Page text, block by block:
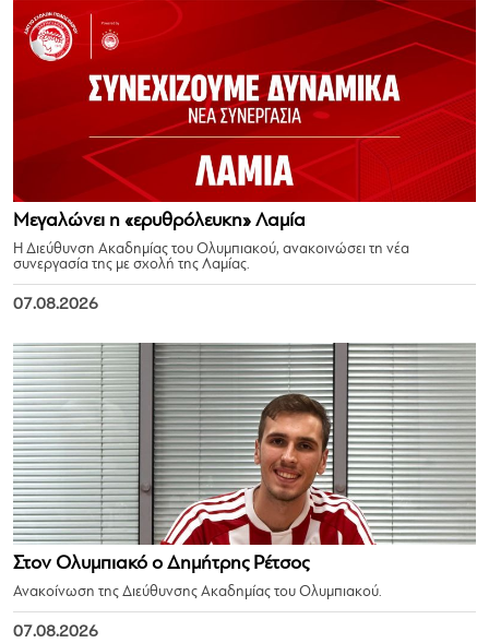
Μεγαλώνει η «ερυθρόλευκη» Λαμία
Η Διεύθυνση Ακαδημίας του Ολυμπιακού, ανακοινώσει τη νέα
συνεργασία της με σχολή της Λαμίας.
07.08.2026
Στον Ολυμπιακό ο Δημήτρης Ρέτσος
Ανακοίνωση της Διεύθυνσης Ακαδημίας του Ολυμπιακού.
07.08.2026